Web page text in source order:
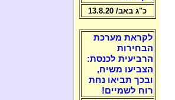
כ"ג באב/ 13.8.20
לקראת מערכת
הבחירות
הרביעית לכנסת:
הצביעו משיח,
ובכך תביאו נחת
רוח לשמיים!